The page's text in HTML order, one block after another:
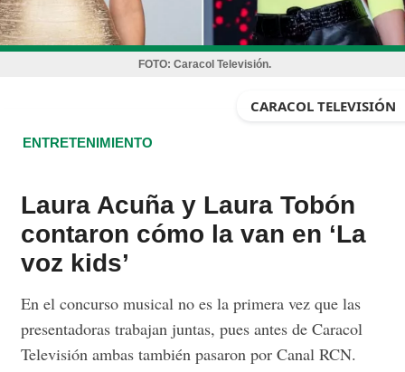
FOTO: Caracol Televisión.
CARACOL TELEVISIÓN
ENTRETENIMIENTO
Laura Acuña y Laura Tobón
contaron cómo la van en ‘La
voz kids’
En el concurso musical no es la primera vez que las
presentadoras trabajan juntas, pues antes de Caracol
Televisión ambas también pasaron por Canal RCN.